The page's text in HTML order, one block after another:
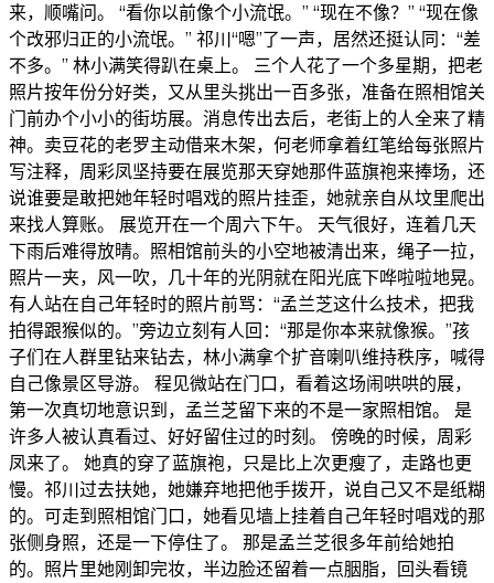
来，顺嘴问。 “看你以前像个小流氓。” “现在不像？” “现在像
个改邪归正的小流氓。” 祁川“嗯”了一声，居然还挺认同：“差
不多。” 林小满笑得趴在桌上。 三个人花了一个多星期，把老
照片按年份分好类，又从里头挑出一百多张，准备在照相馆关
门前办个小小的街坊展。消息传出去后，老街上的人全来了精
神。卖豆花的老罗主动借来木架，何老师拿着红笔给每张照片
写注释，周彩凤坚持要在展览那天穿她那件蓝旗袍来捧场，还
说谁要是敢把她年轻时唱戏的照片挂歪，她就亲自从坟里爬出
来找人算账。 展览开在一个周六下午。 天气很好，连着几天
下雨后难得放晴。照相馆前头的小空地被清出来，绳子一拉，
照片一夹，风一吹，几十年的光阴就在阳光底下哗啦啦地晃。
有人站在自己年轻时的照片前骂：“孟兰芝这什么技术，把我
拍得跟猴似的。”旁边立刻有人回：“那是你本来就像猴。”孩
子们在人群里钻来钻去，林小满拿个扩音喇叭维持秩序，喊得
自己像景区导游。 程见微站在门口，看着这场闹哄哄的展，
第一次真切地意识到，孟兰芝留下来的不是一家照相馆。 是
许多人被认真看过、好好留住过的时刻。 傍晚的时候，周彩
凤来了。 她真的穿了蓝旗袍，只是比上次更瘦了，走路也更
慢。祁川过去扶她，她嫌弃地把他手拨开，说自己又不是纸糊
的。可走到照相馆门口，她看见墙上挂着自己年轻时唱戏的那
张侧身照，还是一下停住了。 那是孟兰芝很多年前给她拍
的。照片里她刚卸完妆，半边脸还留着一点胭脂，回头看镜